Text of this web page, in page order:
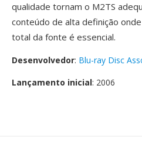
qualidade tornam o M2TS
conteúdo de alta definição
total da fonte é essencial.
Desenvolvedor: Blu-ray Disc
Lançamento inicial: 2006